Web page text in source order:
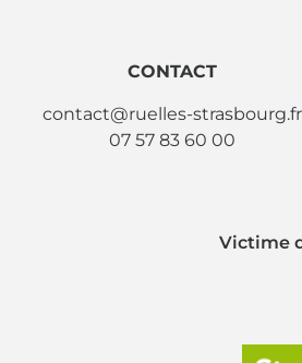
CONTACT
contact@ruelles-strasbourg.fr
07 57 83 60 00
Victime